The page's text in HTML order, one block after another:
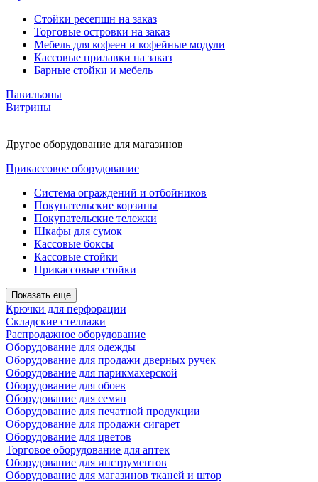
Стойки ресепшн на заказ
Торговые островки на заказ
Мебель для кофеен и кофейные модули
Кассовые прилавки на заказ
Барные стойки и мебель
Павильоны
Витрины
Другое оборудование для магазинов
Прикассовое оборудование
Система ограждений и отбойников
Покупательские корзины
Покупательские тележки
Шкафы для сумок
Кассовые боксы
Кассовые стойки
Прикассовые стойки
Показать еще
Крючки для перфорации
Складские стеллажи
Распродажное оборудование
Оборудование для одежды
Оборудование для продажи дверных ручек
Оборудование для парикмахерской
Оборудование для обоев
Оборудование для семян
Оборудование для печатной продукции
Оборудование для продажи сигарет
Оборудование для цветов
Торговое оборудование для аптек
Оборудование для инструментов
Оборудование для магазинов тканей и штор